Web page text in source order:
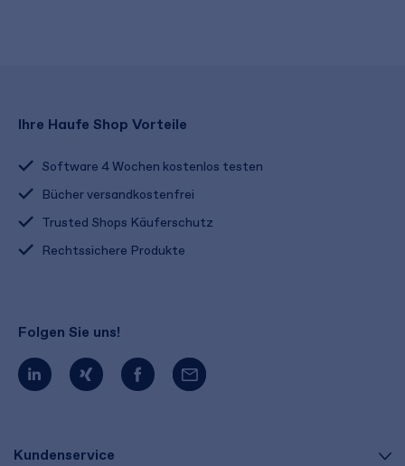
Kundenservice
Ihre Haufe Shop Vorteile
Software 4 Wochen kostenlos testen
Bücher versandkostenfrei
Trusted Shops Käuferschutz
Rechtssichere Produkte
Folgen Sie uns!